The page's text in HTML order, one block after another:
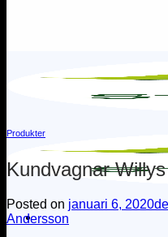
Produkter
Kundvagnar Willys
Posted on januari 6, 2020
Andersson